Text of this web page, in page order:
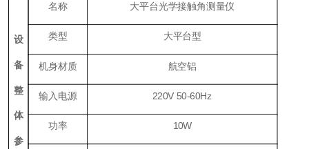
设
备
整
体
参
名称 大平台光学接触角测量仪
类型 大平台型
机身材质 航空铝
输入电源 220V 50-60Hz
功率 10W